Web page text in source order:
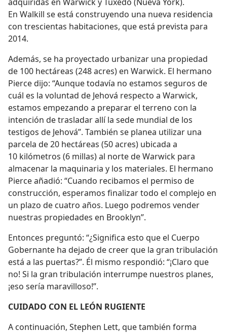
En Walkill se está construyendo una nueva residencia
con trescientas habitaciones, que está prevista para
2014.
Además, se ha proyectado urbanizar una propiedad
de 100 hectáreas (248 acres) en Warwick. El hermano
Pierce dijo: “Aunque todavía no estamos seguros de
cuál es la voluntad de Jehová respecto a Warwick,
estamos empezando a preparar el terreno con la
intención de trasladar allí la sede mundial de los
testigos de Jehová”. También se planea utilizar una
parcela de 20 hectáreas (50 acres) ubicada a
10 kilómetros (6 millas) al norte de Warwick para
almacenar la maquinaria y los materiales. El hermano
Pierce añadió: “Cuando recibamos el permiso de
construcción, esperamos finalizar todo el complejo en
un plazo de cuatro años. Luego podremos vender
nuestras propiedades en Brooklyn”.
Entonces preguntó: “¿Significa esto que el Cuerpo
Gobernante ha dejado de creer que la gran tribulación
está a las puertas?”. Él mismo respondió: “¡Claro que
no! Si la gran tribulación interrumpe nuestros planes,
¡eso sería maravilloso!”.
CUIDADO CON EL LEÓN RUGIENTE
A continuación, Stephen Lett, que también forma